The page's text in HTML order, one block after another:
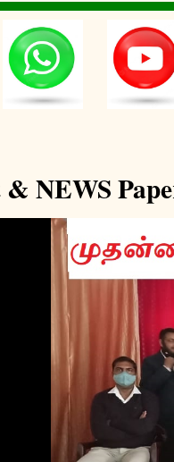
NEWS